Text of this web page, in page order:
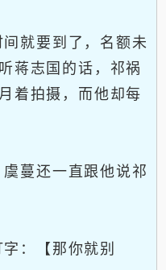
就要到了，名额未
蒋志国的话，祁祸
着拍摄，而他却每
蔓还一直跟他说祁
：【那你就别